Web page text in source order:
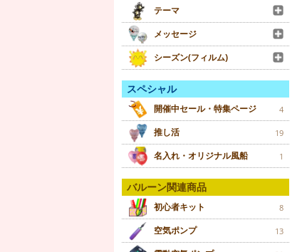
テーマ
メッセージ
シーズン(フィルム)
スペシャル
開催中セール・特集ページ 4
推し活 19
名入れ・オリジナル風船 1
バルーン関連商品
初心者キット 8
空気ポンプ 13